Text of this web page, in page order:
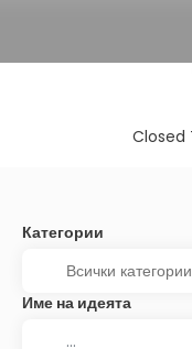
Closed
Категории
Име на идеята